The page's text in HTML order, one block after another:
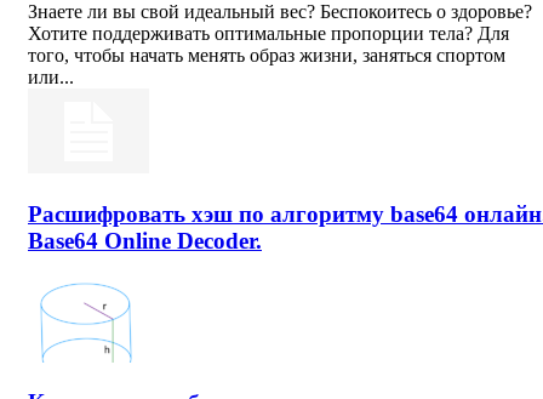
Знаете ли вы свой идеальный вес? Беспокоитесь о здоровье?
Хотите поддерживать оптимальные пропорции тела? Для
того, чтобы начать менять образ жизни, заняться спортом
или...
Расшифровать хэш по алгоритму base64
Base64 Online Decoder.